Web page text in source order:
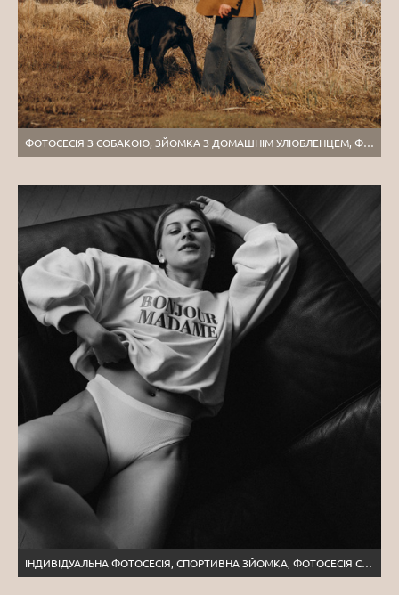
ФОТОСЕСІЯ З СОБАКОЮ, ЗЙОМКА З ДОМАШНІМ УЛЮБЛЕНЦЕМ, ФОТОСЕСІЯ НА ПРИРОДІ ТЕРНОПІЛЬ, ЗЙОМКА ДІВЧАТ
ІНДИВІДУАЛЬНА ФОТОСЕСІЯ, СПОРТИВНА ЗЙОМКА, ФОТОСЕСІЯ СПОРТ ТЕРНОПІЛЬ